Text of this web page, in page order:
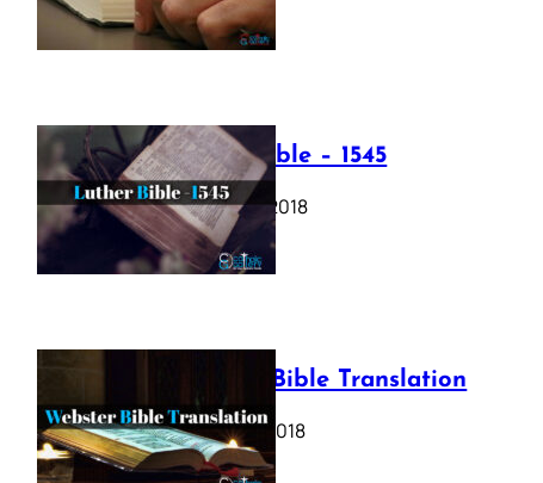
July 12, 2025
Luther Bible – 1545
October 17, 2018
Webster Bible Translation
October 11, 2018